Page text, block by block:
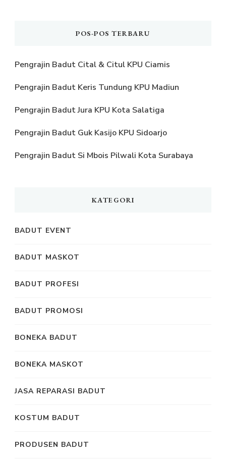
POS-POS TERBARU
Pengrajin Badut Cital & Citul KPU Ciamis
Pengrajin Badut Keris Tundung KPU Madiun
Pengrajin Badut Jura KPU Kota Salatiga
Pengrajin Badut Guk Kasijo KPU Sidoarjo
Pengrajin Badut Si Mbois Pilwali Kota Surabaya
KATEGORI
BADUT EVENT
BADUT MASKOT
BADUT PROFESI
BADUT PROMOSI
BONEKA BADUT
BONEKA MASKOT
JASA REPARASI BADUT
KOSTUM BADUT
PRODUSEN BADUT